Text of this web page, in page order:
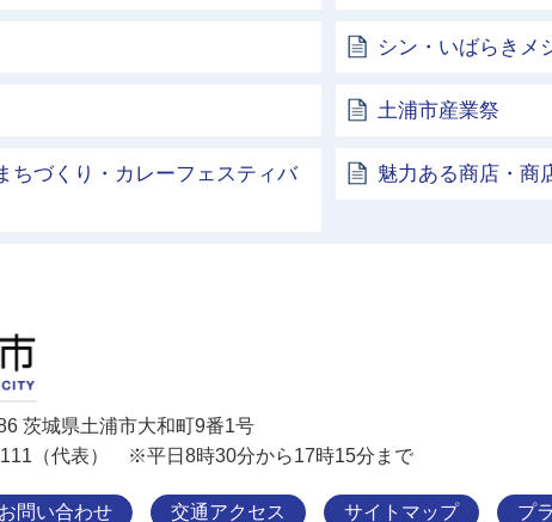
シン・いばらきメ
土浦市産業祭
ちづくり・カレーフェスティバ
魅力ある商店・商
茨城県土浦市大和町9番1号
（代表） ※平日8時30分から17時15分まで
お問い合わせ 交通アクセス サイトマップ プ